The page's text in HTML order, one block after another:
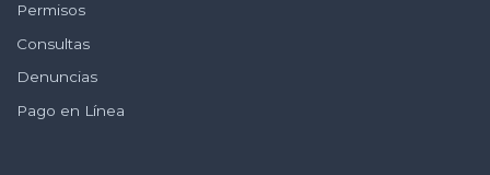
Permisos
Consultas
Denuncias
Pago en Línea